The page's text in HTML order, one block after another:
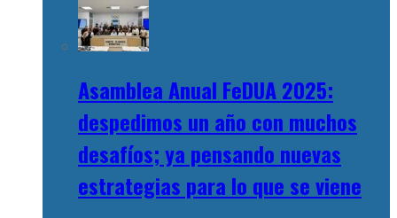
Asamblea Anual FeDUA 2025:
despedimos un año con muchos
desafíos; ya pensando nuevas
estrategias para lo que se viene